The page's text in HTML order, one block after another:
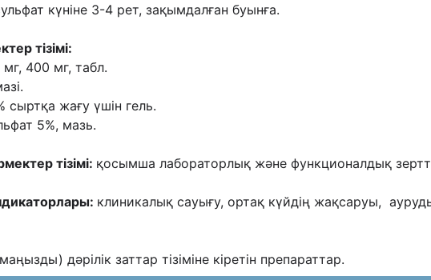
күніне 3-4 рет, зақымдалған буынға.
тізімі:
400 мг, табл.
сыртқа жағу үшін гель.
5%, мазь.
тізімі: қосымша лабораторлық жəне функционалдық
клиникалық сауығу, ортақ күйдің жақсаруы,
дəрілік заттар тізіміне кіретін препараттар.